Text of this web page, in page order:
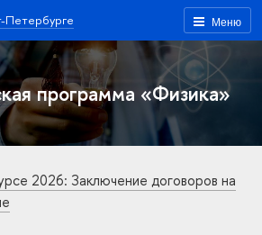
Меню
программа «Физика»
2026: Заключение договоров на